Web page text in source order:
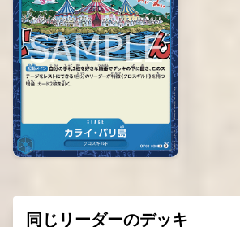
同じリーダーのデッキ